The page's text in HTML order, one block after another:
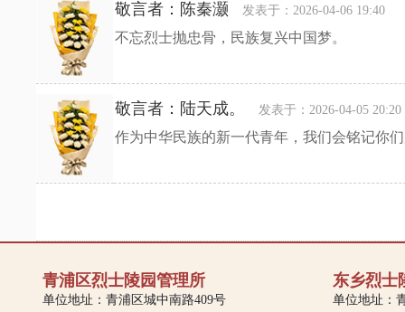
青浦区烈士陵园管理所
单位地址：青浦区城中南路409号
东乡烈士
单位地址：